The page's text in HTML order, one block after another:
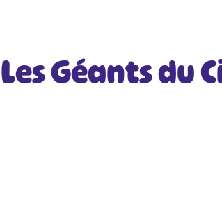
Les Géants du